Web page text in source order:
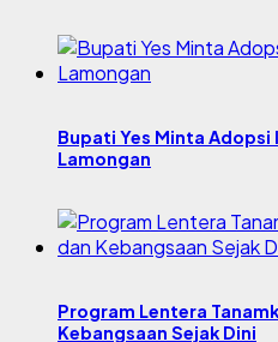
Bupati Yes Minta Adopsi
Lamongan
Program Lentera
Kebangsaan Sejak Dini